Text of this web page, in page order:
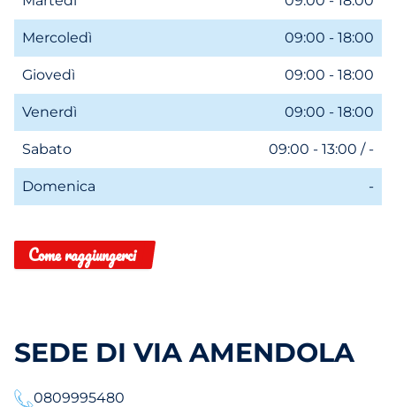
Mercoledì 09:00 - 18:00
Giovedì 09:00 - 18:00
Venerdì 09:00 - 18:00
Sabato 09:00 - 13:00 / -
Domenica -
Come raggiungerci
SEDE DI VIA AMENDOLA
0809995480